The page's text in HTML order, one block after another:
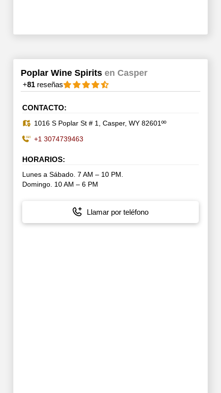
Poplar Wine Spirits en Casper
+81reseñas
CONTACTO:
1016 S Poplar St # 1, Casper, WY 82601ºº
+1 3074739463
HORARIOS:
Lunes a Sábado. 7 AM – 10 PM.
Domingo. 10 AM – 6 PM
Llamar por teléfono